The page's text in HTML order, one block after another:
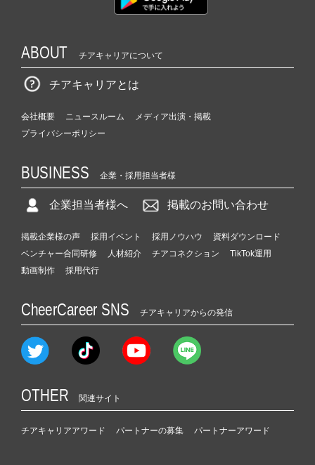
ABOUT チアキャリアについて
チアキャリアとは
会社概要 ニュースルーム
メディア出演・掲載
プライバシーポリシー
BUSINESS 企業・採用担当者様
企業担当者様へ 掲載のお問い合わせ
掲載企業様の声 採用イベント 採用ノウハウ
資料ダウンロード
ベンチャー合同研修
人材紹介 チアコネクション
TikTok運用
動画制作
採用代行
CheerCareer SNS チアキャリアからの発信
OTHER 関連サイト
チアキャリアアワード パートナーの募集 パートナーアワード